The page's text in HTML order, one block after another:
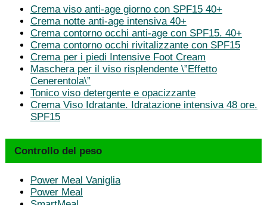
Crema viso anti-age giorno con SPF15 40+
Crema notte anti-age intensiva 40+
Crema contorno occhi anti-age con SPF15. 40+
Crema contorno occhi rivitalizzante con SPF15
Crema per i piedi Intensive Foot Cream
Maschera per il viso risplendente \”Effetto
Cenerentola\”
Tonico viso detergente e opacizzante
Crema Viso Idratante. Idratazione intensiva 48 ore.
SPF15
Controllo del peso
Power Meal Vaniglia
Power Meal